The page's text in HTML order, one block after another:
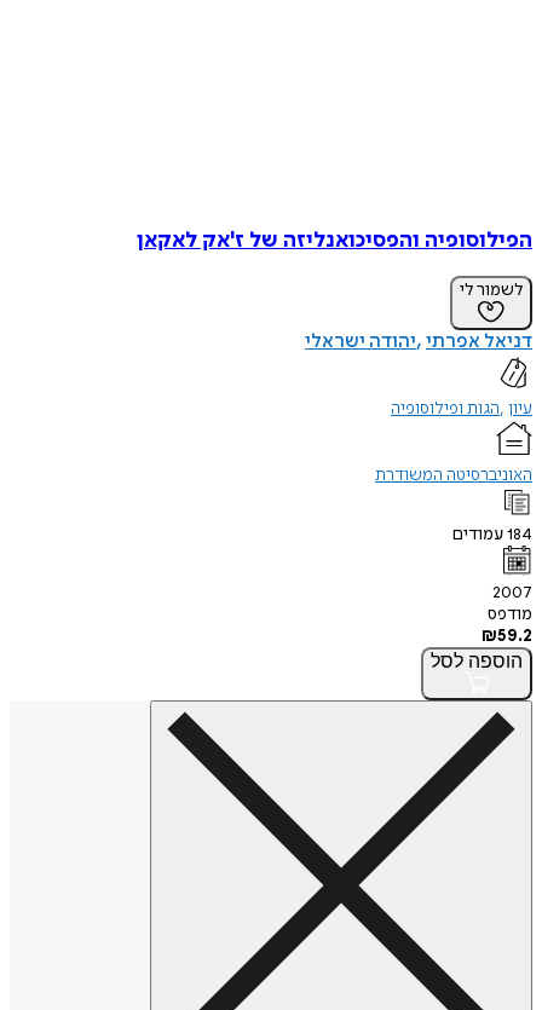
הפילוסופיה והפסיכואנליזה של ז'אק לאקאן
לשמור לי
דניאל אפרתי יהודה ישראלי
עיון הגות ופילוסופיה
האוניברסיטה המשודרת
184עמודים
2007
מודפס
₪59.2
הוספה לסל